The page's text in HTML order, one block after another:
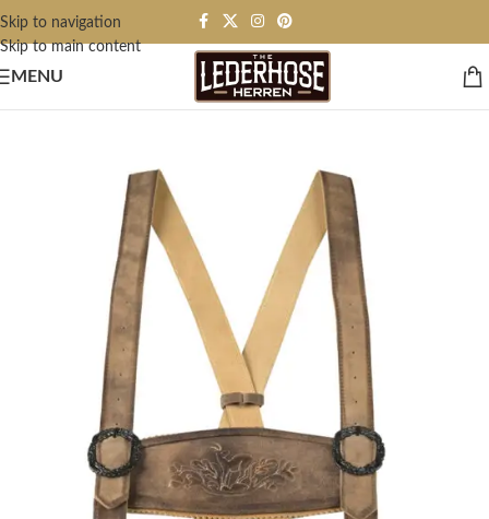
Skip to navigation
Skip to main content
MENU